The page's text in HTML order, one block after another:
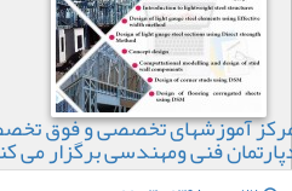
آموزشهای تخصصی و فوق
فنی ومهندسی برگزار می